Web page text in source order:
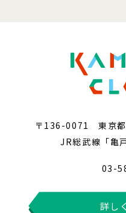
〒136-0071 東京都
JR総武線「亀
03-
詳し